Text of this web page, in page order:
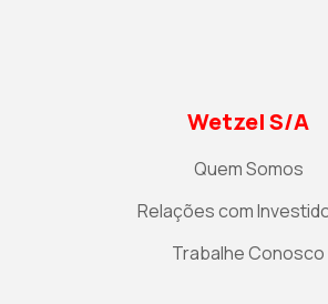
Wetzel S/A
Quem Somos
Relações com
Trabalhe Conosco